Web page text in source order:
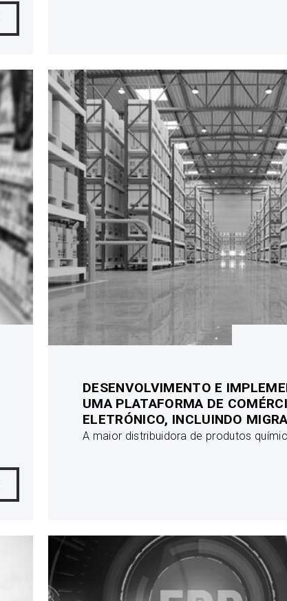
DESENVOLVIMENTO E
UMA PLATAFORMA DE
ELETRÓNICO, INCLUINDO
A maior distribuidora de produtos